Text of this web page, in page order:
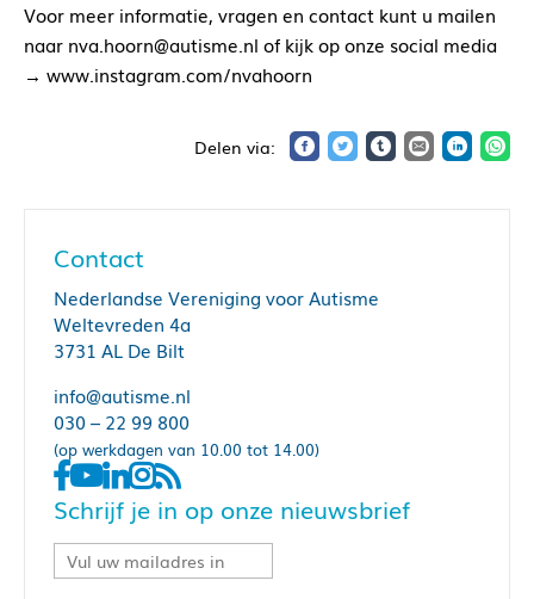
Voor meer informatie, vragen en contact kunt u mailen
naar nva.hoorn@autisme.nl of kijk op onze social media
→ www.instagram.com/nvahoorn
Contact
Nederlandse Vereniging voor Autisme
Weltevreden 4a
3731 AL De Bilt
info@autisme.nl
030 – 22 99 800
(op werkdagen van 10.00 tot 14.00)
Schrijf je in op onze nieuwsbrief